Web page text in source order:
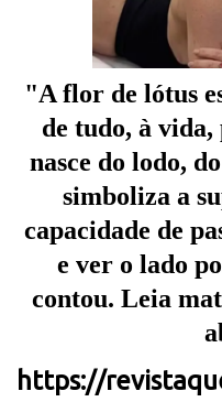
"A flor de lótus
de tudo, à
nasce do lodo,
simboliza a
capacidade de
e ver o lado
contou. Leia
https://